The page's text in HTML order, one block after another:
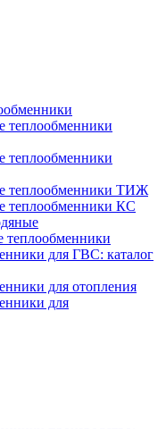
теплообменники
теплообменники
теплообменники ТИЖ
теплообменники КC
теплообменники
для ГВС: каталог
для отопления
для